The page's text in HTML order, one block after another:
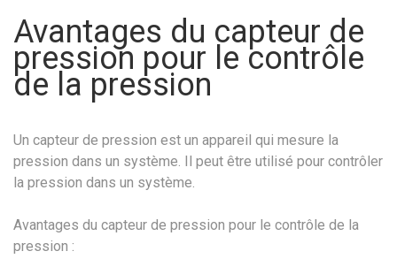
Avantages du capteur de
pression pour le contrôle
de la pression
Un capteur de pression est un appareil qui mesure la
pression dans un système. Il peut être utilisé pour contrôler
la pression dans un système.
Avantages du capteur de pression pour le contrôle de la
pression :